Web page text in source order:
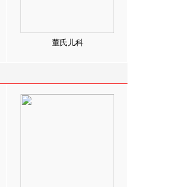
董氏儿科